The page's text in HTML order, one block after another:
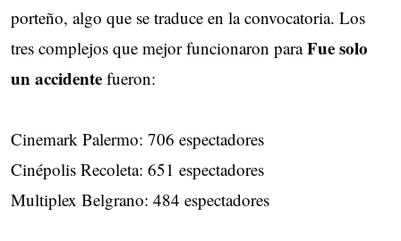
porteño, algo que se traduce en la convocatoria. Los
tres complejos que mejor funcionaron paraFue solo
un accidente fueron:
Cinemark Palermo: 706 espectadores
Cinépolis Recoleta: 651 espectadores
Multiplex Belgrano: 484 espectadores